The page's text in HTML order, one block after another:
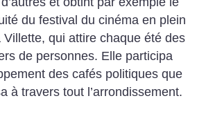
du festival du cinéma en plein
qui attire chaque été des
de personnes. Elle participa
des cafés politiques que
à travers tout l’arrondissement.